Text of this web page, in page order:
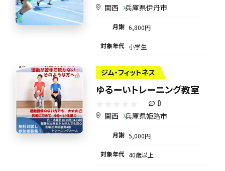
関西 兵庫県伊丹市
月謝 6,800円
対象年代 小学生
ジム・フィットネス
ゆるーいトレーニング教室
0
関西 兵庫県姫路市
月謝 5,000円
対象年代 40歳以上